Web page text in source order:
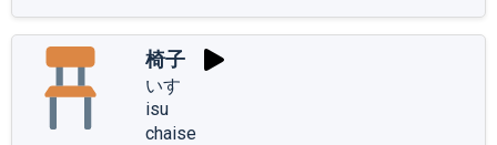
椅子
いす
isu
chaise